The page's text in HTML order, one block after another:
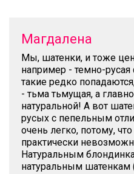
Магдалена
Мы, шатенки, и тоже
например - темно-
такие редко
- тьма тьмущая, а
натуральной! А вот
русых с пепельным
очень легко, потому,
практически
Натуральным
натуральным шатенкам